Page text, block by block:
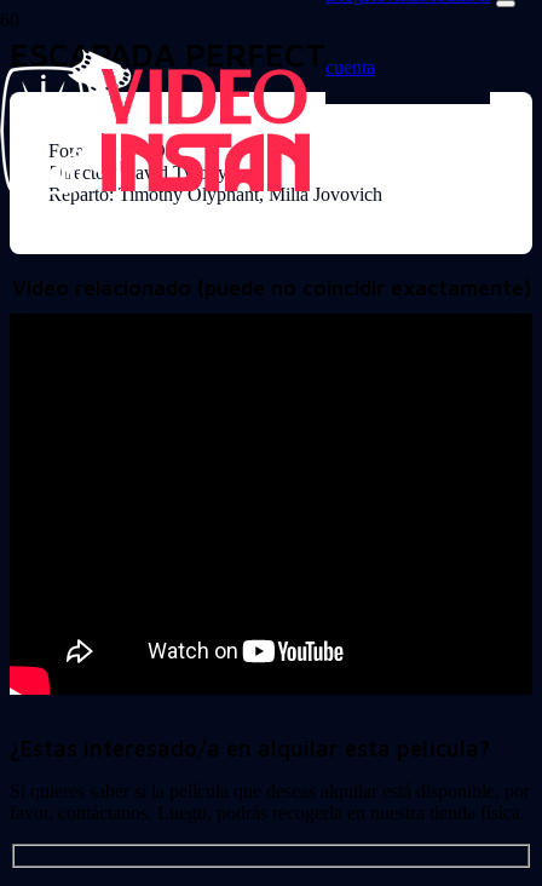
cuenta
ESCAPADA PERFECTA
Formato: DVD
Director: David Twohy
Reparto: Timothy Olyphant, Milla Jovovich
Video relacionado (puede no coincidir exactamente)
¿Estas interesado/a en alquilar esta película?
Si quieres saber si la película que deseas alquilar está disponible, por
favor, contáctanos. Luego, podrás recogerla en nuestra tienda física.